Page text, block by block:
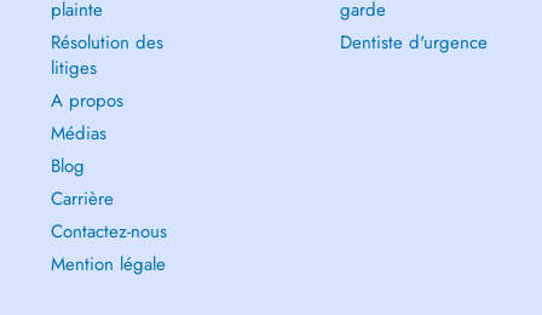
plainte
Résolution des
litiges
A propos
Médias
Blog
Carrière
Contactez-nous
Mention légale
garde
Dentiste d'urgence